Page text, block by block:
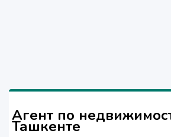
Агент по
Ташкенте